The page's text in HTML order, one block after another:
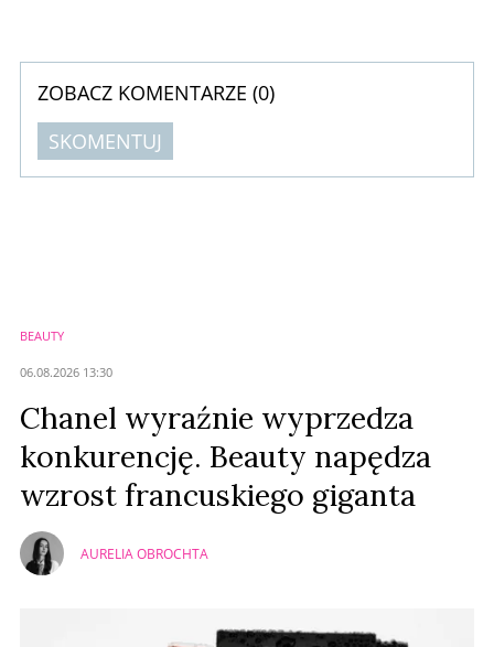
ZOBACZ KOMENTARZE (0)
SKOMENTUJ
BEAUTY
06.08.2026 13:30
Chanel wyraźnie wyprzedza
konkurencję. Beauty napędza
wzrost francuskiego giganta
AURELIA OBROCHTA